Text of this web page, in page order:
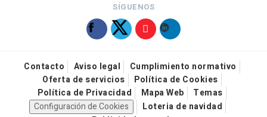
SÍGUENOS
Contacto Aviso legal
Cumplimiento normativo
Oferta de servicios
Política de Cookies
Política de Privacidad
Mapa Web
Temas
Configuración de Cookies
Loteria de navidad